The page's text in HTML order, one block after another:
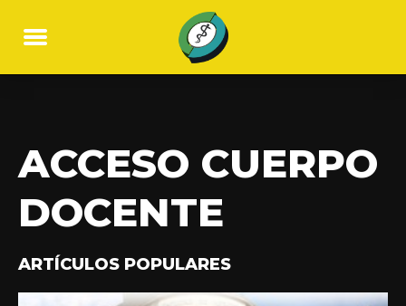
ACCESO CUERPO
DOCENTE
ARTÍCULOS POPULARES